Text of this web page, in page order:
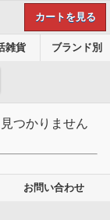
カートを見る
雑貨 ブランド別
つかりません
お問い合わせ